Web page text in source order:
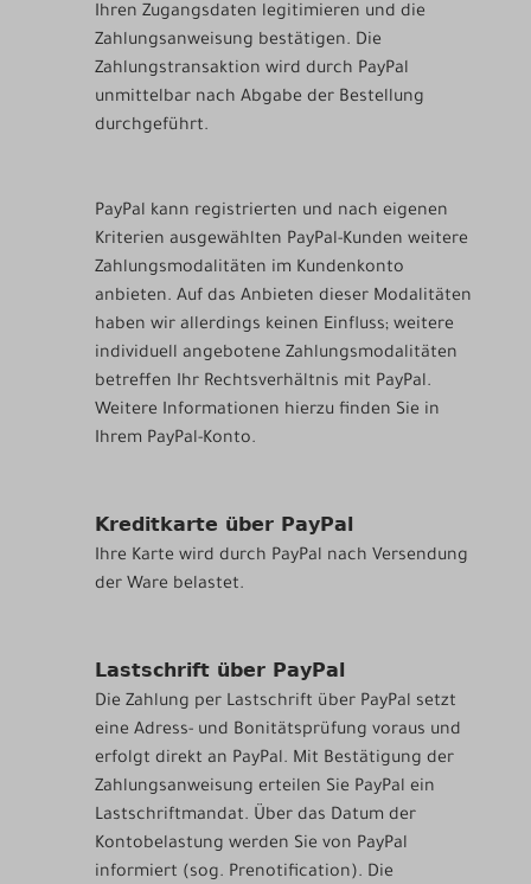
Ihren Zugangsdaten legitimieren und die
Zahlungsanweisung bestätigen. Die
Zahlungstransaktion wird durch PayPal
unmittelbar nach Abgabe der Bestellung
durchgeführt.
PayPal kann registrierten und nach eigenen
Kriterien ausgewählten PayPal-Kunden weitere
Zahlungsmodalitäten im Kundenkonto
anbieten. Auf das Anbieten dieser Modalitäten
haben wir allerdings keinen Einfluss; weitere
individuell angebotene Zahlungsmodalitäten
betreffen Ihr Rechtsverhältnis mit PayPal.
Weitere Informationen hierzu finden Sie in
Ihrem PayPal-Konto.
Kreditkarte über PayPal
Ihre Karte wird durch PayPal nach Versendung
der Ware belastet.
Lastschrift über PayPal
Die Zahlung per Lastschrift über PayPal setzt
eine Adress- und Bonitätsprüfung voraus und
erfolgt direkt an PayPal. Mit Bestätigung der
Zahlungsanweisung erteilen Sie PayPal ein
Lastschriftmandat. Über das Datum der
Kontobelastung werden Sie von PayPal
informiert (sog. Prenotification). Die